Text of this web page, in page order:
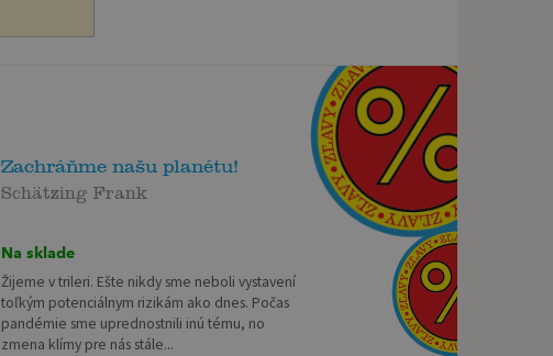
Zachráňme našu planétu!
Schätzing Frank
Na sklade
Žijeme v trileri. Ešte nikdy sme neboli vystavení
toľkým potenciálnym rizikám ako dnes. Počas
pandémie sme uprednostnili inú tému, no
zmena klímy pre nás stále...